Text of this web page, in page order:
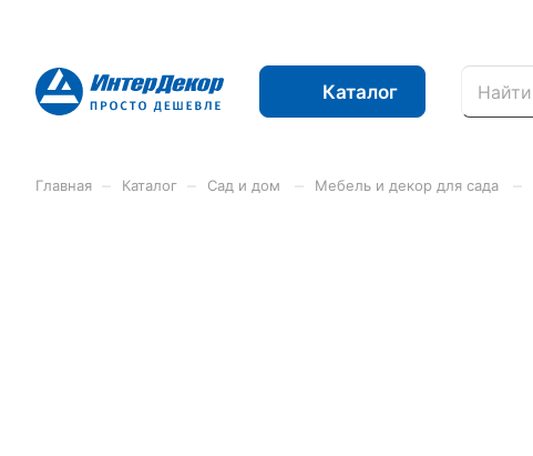
Каталог
Главная Каталог Сад и дом Мебель и декор для сада